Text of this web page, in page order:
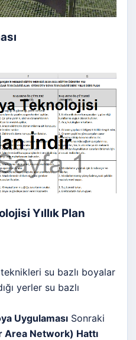
Yıllık Plan
su bazlı boyalar
yerler su bazlı
Uygulaması Sonraki
Area Network) Hattı